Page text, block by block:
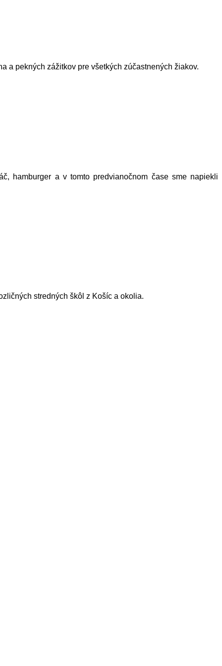
a pekných zážitkov pre všetkých zúčastnených žiakov.
hamburger a v tomto predvianočnom čase sme napiekli
stredných škôl z Košíc a okolia.